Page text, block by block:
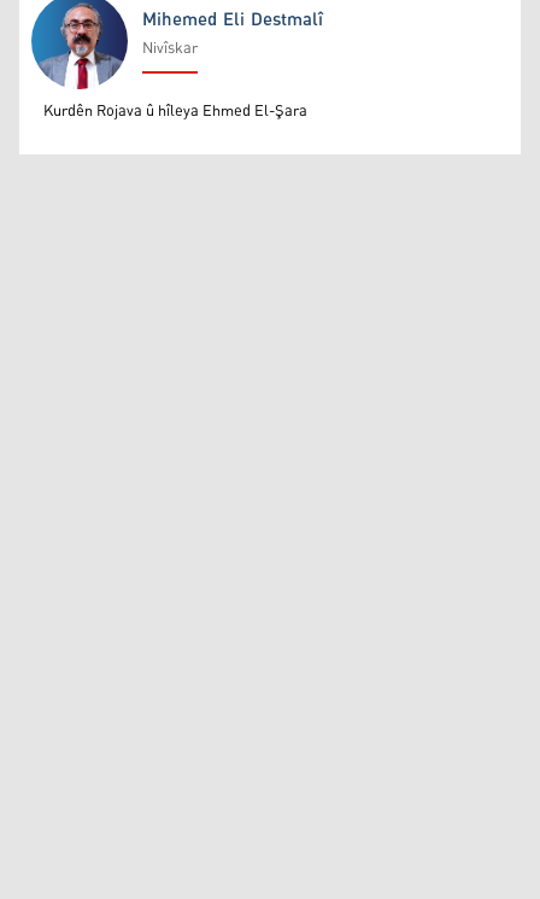
Mihemed Eli Destmalî
Mihemed Eli Destmalî
Nivîskar
Kurdên Rojava û hîleya Ehmed El-Şara